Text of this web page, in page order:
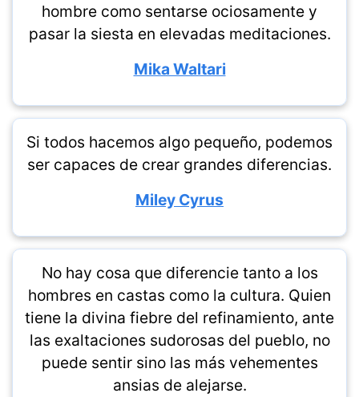
hombre como sentarse ociosamente y
pasar la siesta en elevadas meditaciones.
Mika Waltari
Si todos hacemos algo pequeño, podemos
ser capaces de crear grandes diferencias.
Miley Cyrus
No hay cosa que diferencie tanto a los
hombres en castas como la cultura. Quien
tiene la divina fiebre del refinamiento, ante
las exaltaciones sudorosas del pueblo, no
puede sentir sino las más vehementes
ansias de alejarse.